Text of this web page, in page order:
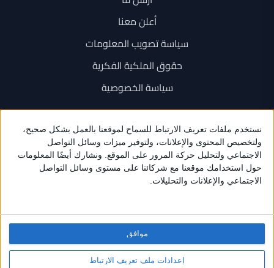
موافق
أعلن معنا
سياسة تصويب المعلومات
حقوق الملكية الفكرية
سياسة الخصوصية
اتصل بنا
+962 6 534 1777
+962 79 202 7000
برمجة واستضافة وتصميم